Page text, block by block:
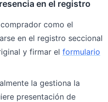
en el registro
como el
en el registro seccional
y firmar el formulario
la gestiona la
presentación de